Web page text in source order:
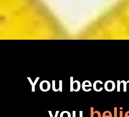
You